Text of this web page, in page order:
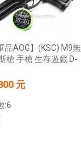
品AOG】(KSC) M9無
槍 手槍 生存遊戲 D-
元
:6